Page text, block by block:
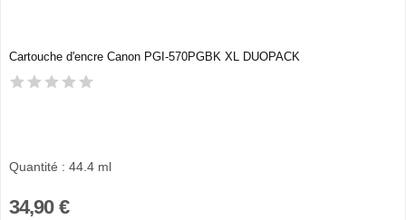
Cartouche d'encre Canon PGI-570PGBK XL DUOPACK
Quantité : 44.4 ml
34,90 €